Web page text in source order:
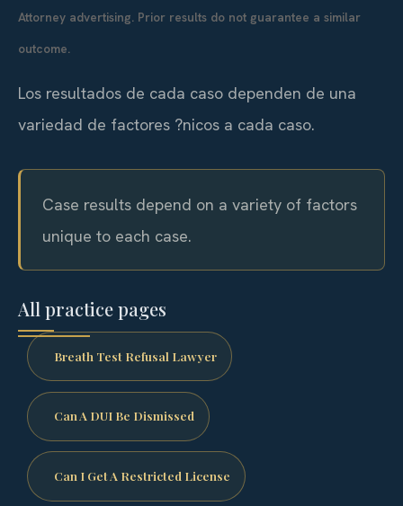
Attorney advertising. Prior results do not guarantee a similar
outcome.
Los resultados de cada caso dependen de una
variedad de factores ?nicos a cada caso.
Case results depend on a variety of factors
unique to each case.
All practice pages
Breath Test Refusal Lawyer
Can A DUI Be Dismissed
Can I Get A Restricted License